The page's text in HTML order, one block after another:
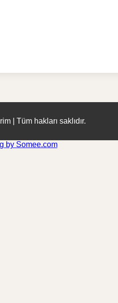
| Tüm hakları saklıdır.
by Somee.com